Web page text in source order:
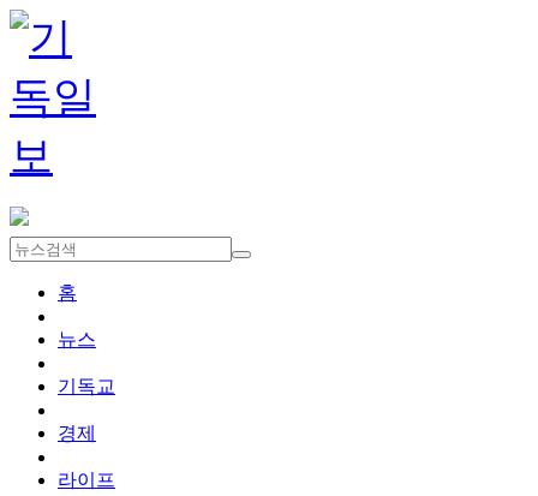
홈
뉴스
기독교
경제
라이프